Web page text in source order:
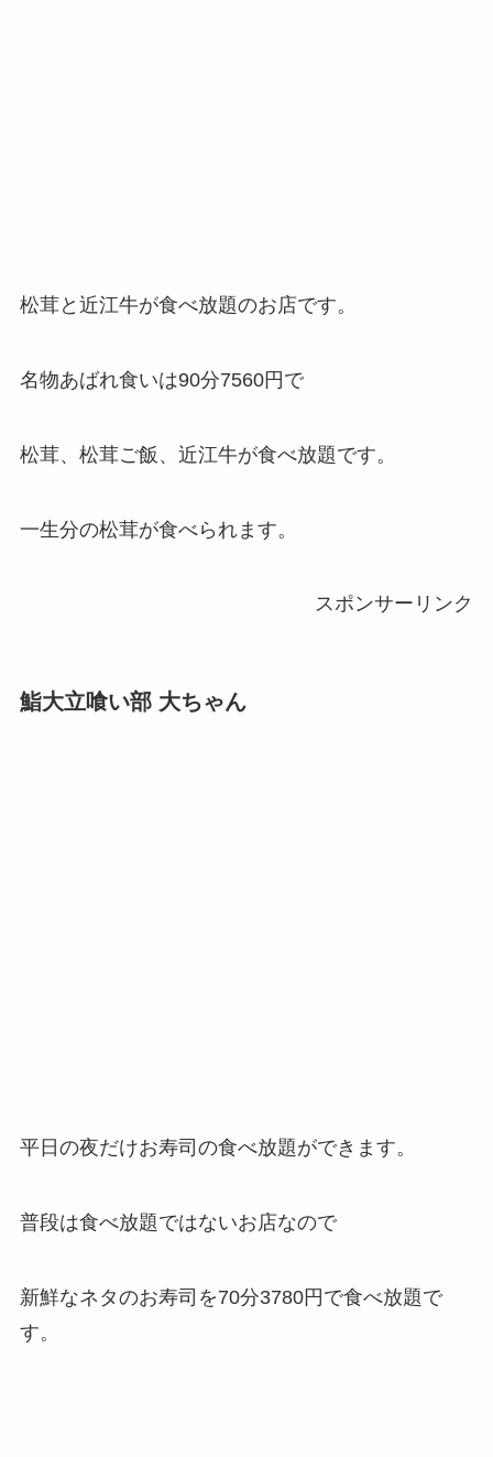
松茸と近江牛が食べ放題のお店です。
名物あばれ食いは90分7560円で
松茸、松茸ご飯、近江牛が食べ放題です。
一生分の松茸が食べられます。
スポンサーリンク
鮨大立喰い部 大ちゃん
平日の夜だけお寿司の食べ放題ができます。
普段は食べ放題ではないお店なので
新鮮なネタのお寿司を70分3780円で食べ放題で
す。